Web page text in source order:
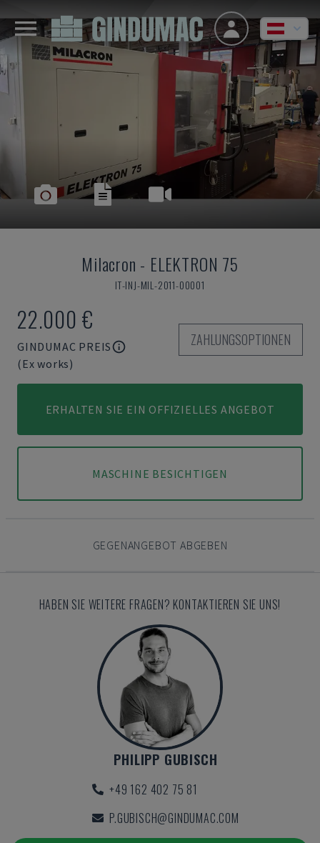
Milacron - ELEKTRON 75
IT-INJ-MIL-2011-00001
22.000 €
GINDUMAC PREIS
(Ex works)
ZAHLUNGSOPTIONEN
ERHALTEN SIE EIN OFFIZIELLES ANGEBOT
MASCHINE BESICHTIGEN
GEGENANGEBOT ABGEBEN
HABEN SIE WEITERE FRAGEN? KONTAKTIEREN SIE UNS!
PHILIPP GUBISCH
+49 162 402 75 81
P.GUBISCH@GINDUMAC.COM